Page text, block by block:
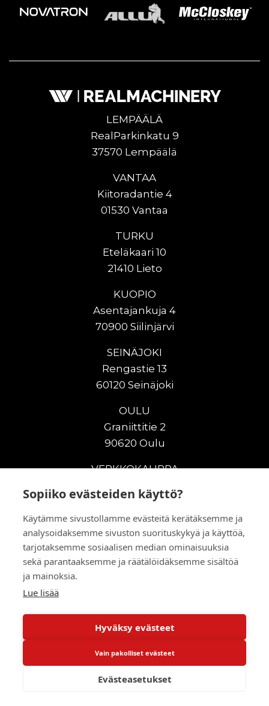
Sopiiko evästeiden käyttö?
Käytämme sivustollamme evästeitä kerätäksemme ja
analysoidaksemme sivuston suorituskykyä ja käyttöä,
tarjotaksemme sosiaalisen median ominaisuuksia
sekä parantaaksemme ja räätälöidäksemme sisältöä
ja mainoksia.
Lue lisää
Hyväksy evästeet
Vain pakolliset evästeet
Evästeasetukset
LEMPÄÄLÄ
RealParkinkatu 9
37570 Lempäälä
VANTAA
Kiitoradantie 4
01530 Vantaa
TURKU
Eteläkaari 10
21410 Lieto
KUOPIO
Asentajankuja 4
70900 Siilinjärvi
SEINÄJOKI
Rengastie 13
60120 Seinäjoki
OULU
Graniittitie 2
90620 Oulu
VERKKOKAUPPA
Uudet maanrakennuskoneet
Vuokrakoneet
Kampanjat
Vaihtokoneet
© 2026 RealMachinery Oy
Powered by